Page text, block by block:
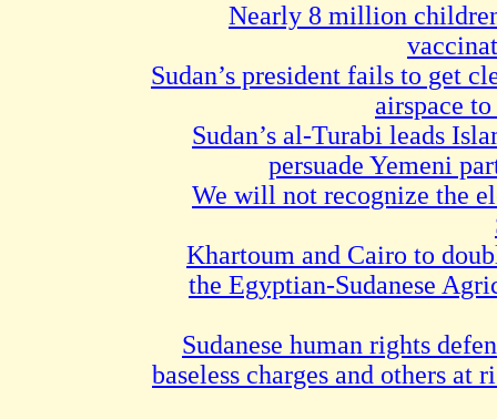
Nearly 8 million
Sudan’s president fails to get
airspace
Sudan’s al-Turabi leads
persuade Yemeni
We will not recognize the
Khartoum and Cairo to
the Egyptian-Sudanese
Sudanese human rights
baseless charges and others at